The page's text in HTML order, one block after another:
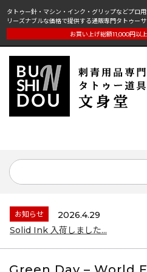
タトゥー針・マシン・インク・グリップなどプロ
リーズナブルな価格で提供する通販専門タトゥーサ
お買い上げ総額11,000円以
お知らせ
2026.4.29
Solid Ink 入荷しました...